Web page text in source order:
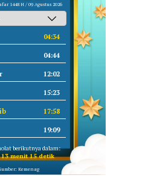
1448 H / 09 Agustus 2026
04:34
04:44
12:02
15:23
17:58
19:09
berikutnya dalam:
13 menit 14 detik
Kemenag